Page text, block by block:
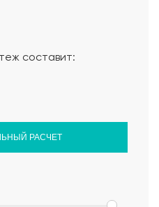
дома
составит:
РАСЧЕТ